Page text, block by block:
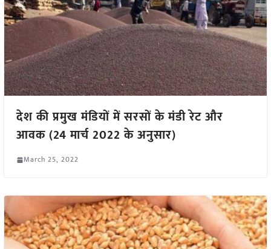
देश की प्रमुख मंडियों में सरसों के मंडी रेट और
आवक (24 मार्च 2022 के अनुसार)
March 25, 2022